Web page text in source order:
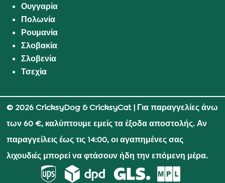
Ουγγαρία
Πολωνία
Ρουμανία
Σλοβακία
Σλοβενία
Τσεχία
© 2026 CricksyDog & CricksyCat| Για παραγγελίες άνω
των 60 €, καλύπτουμε εμείς τα έξοδα αποστολής. Αν
παραγγείλεις έως τις 14:00, οι αγαπημένες σας
λιχουδιές μπορεί να φτάσουν ήδη την επόμενη μέρα.